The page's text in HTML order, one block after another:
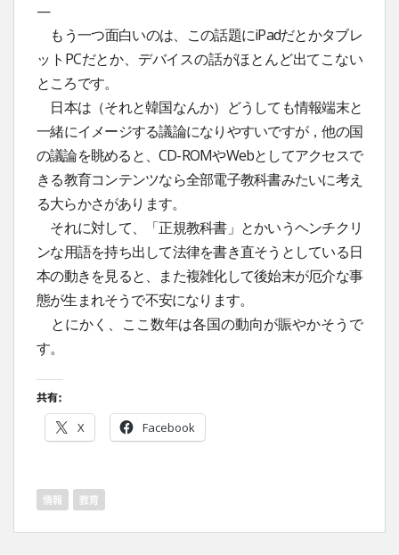
—
もう一つ面白いのは、この話題にiPadだとかタブレ
ットPCだとか、デバイスの話がほとんど出てこない
ところです。
日本は（それと韓国なんか）どうしても情報端末と
一緒にイメージする議論になりやすいですが，他の国
の議論を眺めると、CD-ROMやWebとしてアクセスで
きる教育コンテンツなら全部電子教科書みたいに考え
る大らかさがあります。
それに対して、「正規教科書」とかいうヘンチクリ
ンな用語を持ち出して法律を書き直そうとしている日
本の動きを見ると、また複雑化して後始末が厄介な事
態が生まれそうで不安になります。
とにかく、ここ数年は各国の動向が賑やかそうで
す。
共有:
X Facebook
情報 教育